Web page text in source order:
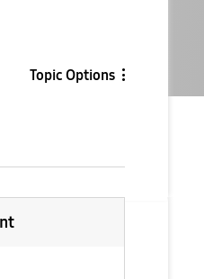
Topic Options